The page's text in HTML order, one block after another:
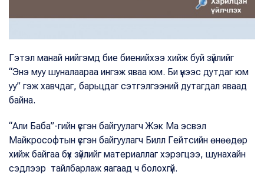
Гэтэл манай нийгэмд бие биенийхээ хийж буй зүйлийг
“Энэ муу шуналаараа ингэж яваа юм. Би үүнээс дутдаг юм
уу” гэж хавчдаг, барьцдаг сэтгэлгээний дутагдал яваад
байна.
“Али Баба”-гийн үүсгэн байгуулагч Жэк Ма эсвэл
Майкрософтын үүсгэн байгуулагч Билл Гейтсийн өнөөдөр
хийж байгаа бүх зүйлийг материаллаг хэрэгцээ, шунахайн
сэдлээр тайлбарлаж яагаад ч болохгүй.